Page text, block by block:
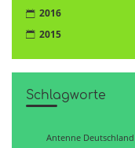
2016
2015
Schlagworte
Antenne Deutschland